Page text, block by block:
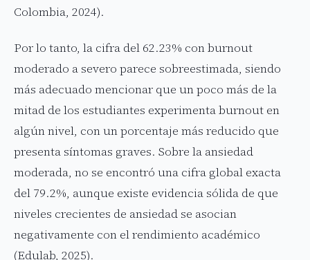
Colombia, 2024).
Por lo tanto, la cifra del 62.23% con burnout
moderado a severo parece sobreestimada, siendo
más adecuado mencionar que un poco más de la
mitad de los estudiantes experimenta burnout en
algún nivel, con un porcentaje más reducido que
presenta síntomas graves. Sobre la ansiedad
moderada, no se encontró una cifra global exacta
del 79.2%, aunque existe evidencia sólida de que
niveles crecientes de ansiedad se asocian
negativamente con el rendimiento académico
(Edulab, 2025).